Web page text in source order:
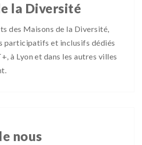
la Diversité
des Maisons de la Diversité,
participatifs et inclusifs dédiés
à Lyon et dans les autres villes
nous